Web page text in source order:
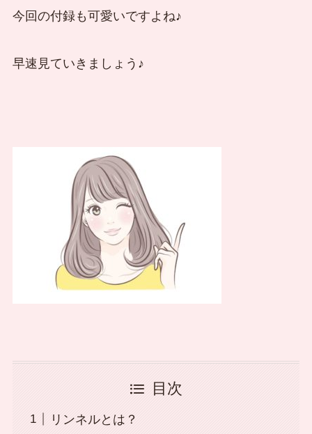
今回の付録も可愛いですよね♪
早速見ていきましょう♪
目次
リンネルとは？